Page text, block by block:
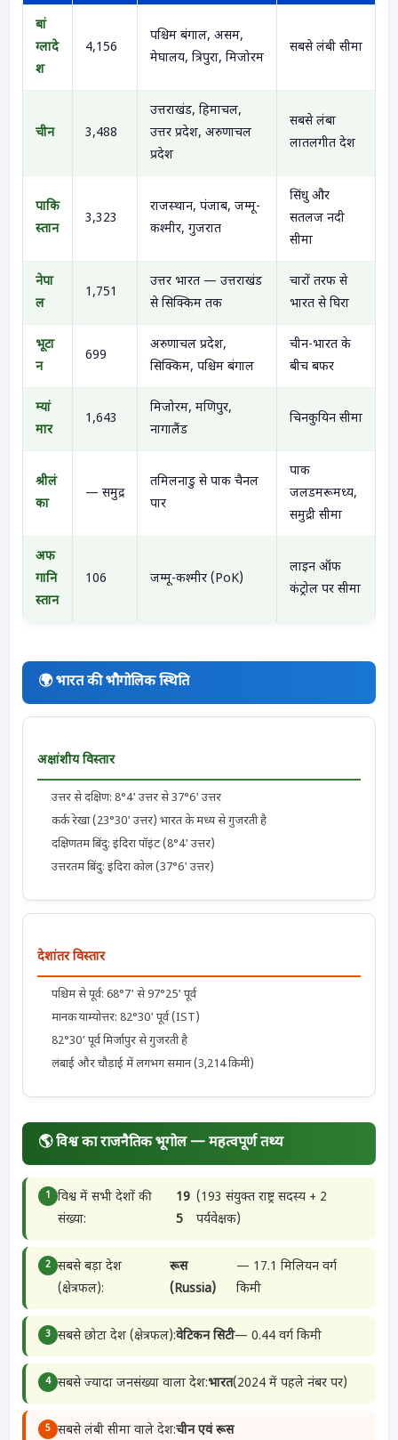
बां
ग्लादे
श
4,156
पश्चिम बंगाल, असम,
मेघालय, त्रिपुरा, मिजोरम
सबसे लंबी सीमा
चीन 3,488
उत्तराखंड, हिमाचल,
उत्तर प्रदेश, अरुणाचल
प्रदेश
सबसे लंबा
लातलगीत देश
पाकि
स्तान
3,323
राजस्थान, पंजाब, जम्मू-
कश्मीर, गुजरात
सिंधु और
सतलज नदी
सीमा
नेपा
ल
1,751
उत्तर भारत — उत्तराखंड
से सिक्किम तक
चारों तरफ से
भारत से घिरा
भूटा
न
699
अरुणाचल प्रदेश,
सिक्किम, पश्चिम बंगाल
चीन-भारत के
बीच बफर
म्यां
मार
1,643
मिजोरम, मणिपुर,
नागालैंड
चिनकुयिन सीमा
श्रीलं
का
— समुद्र
तमिलनाडु से पाक चैनल
पार
पाक
जलडमरूमध्य,
समुद्री सीमा
अफ
गानि
स्तान
106 जम्मू-कश्मीर (PoK)
लाइन ऑफ
कंट्रोल पर सीमा
🌍 भारत की भौगोलिक स्थिति
अक्षांशीय विस्तार
उत्तर से दक्षिण: 8°4' उत्तर से 37°6' उत्तर
कर्क रेखा (23°30' उत्तर) भारत के मध्य से गुजरती है
दक्षिणतम बिंदु: इंदिरा पॉइंट (8°4' उत्तर)
उत्तरतम बिंदु: इंदिरा कोल (37°6' उत्तर)
देशांतर विस्तार
पश्चिम से पूर्व: 68°7' से 97°25' पूर्व
मानक याम्योत्तर: 82°30' पूर्व (IST)
82°30' पूर्व मिर्जापुर से गुजरती है
लंबाई और चौड़ाई में लगभग समान (3,214 किमी)
🌎 विश्व का राजनैतिक भूगोल — महत्वपूर्ण तथ्य
1
विश्व में सभी देशों की
संख्या:
19
5
(193 संयुक्त राष्ट्र सदस्य + 2
पर्यवेक्षक)
2 सबसे बड़ा देश
(क्षेत्रफल):
रूस
(Russia)
— 17.1 मिलियन वर्ग
किमी
3 सबसे छोटा देश (क्षेत्रफल):वेटिकन सिटी— 0.44 वर्ग किमी
4 सबसे ज्यादा जनसंख्या वाला देश:भारत(2024 में पहले नंबर पर)
5 सबसे लंबी सीमा वाले देश:चीन एवं रूस